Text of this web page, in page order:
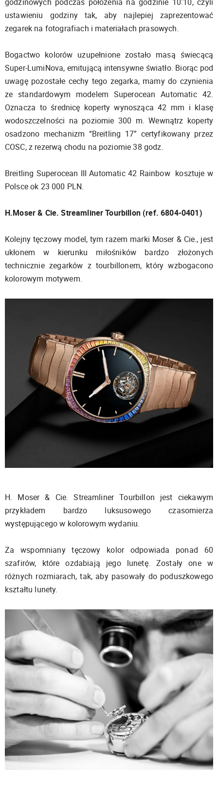
ustawieniu godziny tak, aby najlepiej zaprezentować
zegarek na fotografiach i materiałach prasowych.
Bogactwo kolorów uzupełnione zostało masą świecącą
Super-LumiNova, emitującą intensywne światło. Biorąc pod
uwagę pozostałe cechy tego zegarka, mamy do czynienia
ze standardowym modelem Superocean Automatic 42.
Oznacza to średnicę koperty wynosząca 42 mm i klasę
wodoszczelności na poziomie 300 m. Wewnątrz koperty
osadzono mechanizm “Breitling 17” certyfikowany przez
COSC, z rezerwą chodu na poziomie 38 godz.
Breitling Superocean III Automatic 42 Rainbow kosztuje w
Polsce ok 23 000 PLN.
H.Moser & Cie. Streamliner Tourbillon (ref. 6804-0401)
Kolejny tęczowy model, tym razem marki Moser & Cie., jest
ukłonem w kierunku miłośników bardzo złożonych
technicznie zegarków z tourbillonem, który wzbogacono
kolorowym motywem.
H. Moser & Cie. Streamliner Tourbillon jest ciekawym
przykładem bardzo luksusowego czasomierza
występującego w kolorowym wydaniu.
Za wspomniany tęczowy kolor odpowiada ponad 60
szafirów, które ozdabiają jego lunetę. Zostały one w
różnych rozmiarach, tak, aby pasowały do poduszkowego
kształtu lunety.